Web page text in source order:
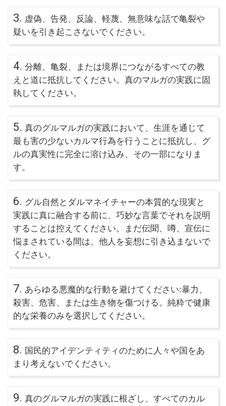
3. 虚偽、告発、反論、軽蔑、無意味な話で亀裂や
疑いを引き起こさないでください。
4. 分離、亀裂、または境界につながるすべての教
えと道に抵抗してください。真のマルガの実践に固
執してください。
5. 真のグルマルガの実践において、生涯を通じて
最も害の少ないカルマ行為を行うことに抵抗し、グ
ルの真実性に完全に溶け込み、その一部になりま
す。
6. グル自然とダルマネイチャーの本質的な現実と
実践に真に融合する前に、巧妙な言葉でそれを説明
することは控えてください。まだ伝聞、噂、宣伝に
悩まされている間は、他人を妄想に引き込まないで
ください。
7. あらゆる悪魔的な行動を避けてください:暴力、
殺害、危害、または生き物を傷つける。純粋で健康
的な栄養のみを選択してください。
8. 国民的アイデンティティのために人々や国をあ
まり考えないでください。
9. 真のグルマルガの実践に根ざし、すべてのカル